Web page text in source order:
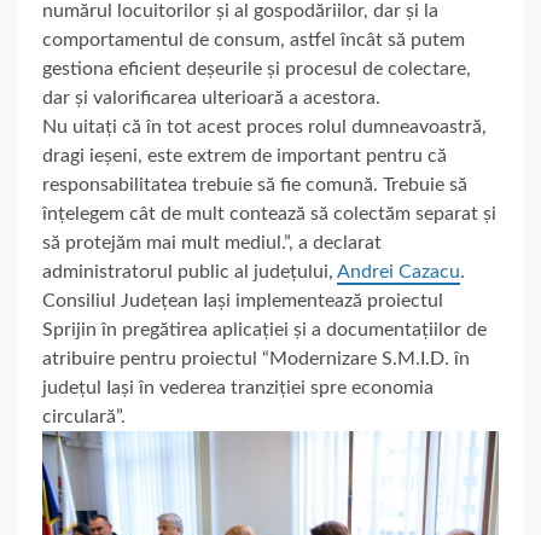
numărul locuitorilor și al gospodăriilor, dar și la
comportamentul de consum, astfel încât să putem
gestiona eficient deșeurile și procesul de colectare,
dar și valorificarea ulterioară a acestora.
Nu uitați că în tot acest proces rolul dumneavoastră,
dragi ieșeni, este extrem de important pentru că
responsabilitatea trebuie să fie comună. Trebuie să
înțelegem cât de mult contează să colectăm separat și
să protejăm mai mult mediul.”, a declarat
administratorul public al județului, Andrei Cazacu.
Consiliul Județean Iași implementează proiectul
Sprijin în pregătirea aplicației și a documentațiilor de
atribuire pentru proiectul “Modernizare S.M.I.D. în
județul Iași în vederea tranziției spre economia
circulară”.